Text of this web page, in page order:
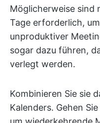
Möglicherweise sind
Tage erforderlich,
unproduktiver
sogar dazu führen,
verlegt werden.
Kombinieren Sie sie
Kalenders. Gehen